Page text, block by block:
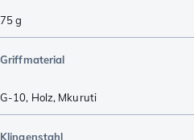
75g
Griffmaterial
G-10, Holz, Mkuruti
Klingenstahl